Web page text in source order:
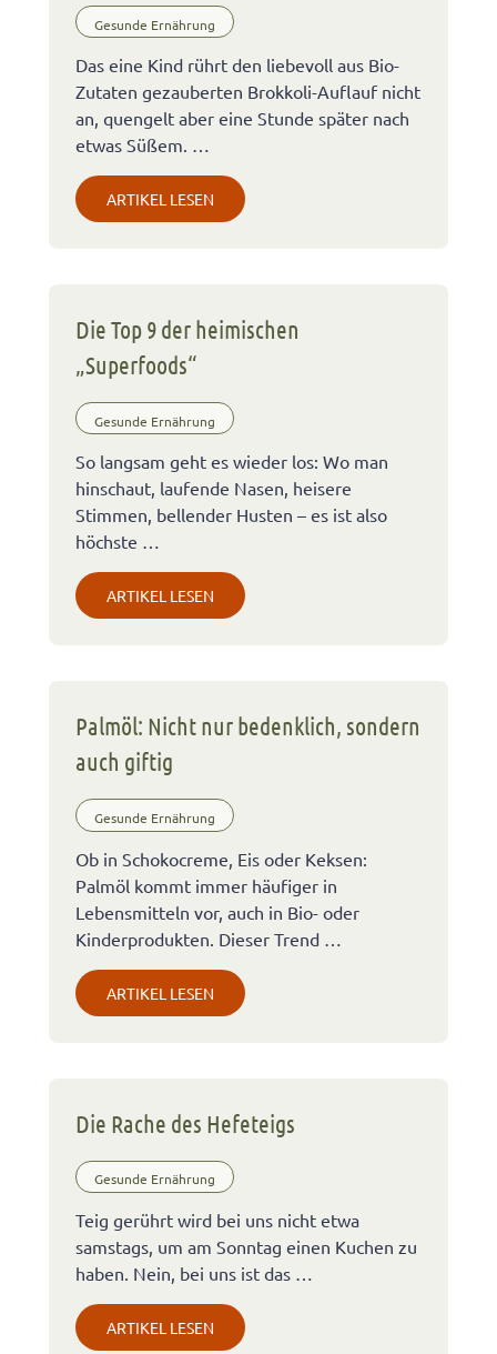
Gesunde Ernährung
Das eine Kind rührt den liebevoll aus Bio-
Zutaten gezauberten Brokkoli-Auflauf nicht
an, quengelt aber eine Stunde später nach
etwas Süßem. …
ARTIKEL LESEN
Die Top 9 der heimischen
„Superfoods“
Gesunde Ernährung
So langsam geht es wieder los: Wo man
hinschaut, laufende Nasen, heisere
Stimmen, bellender Husten – es ist also
höchste …
ARTIKEL LESEN
Palmöl: Nicht nur bedenklich, sondern
auch giftig
Gesunde Ernährung
Ob in Schokocreme, Eis oder Keksen:
Palmöl kommt immer häufiger in
Lebensmitteln vor, auch in Bio- oder
Kinderprodukten. Dieser Trend …
ARTIKEL LESEN
Die Rache des Hefeteigs
Gesunde Ernährung
Teig gerührt wird bei uns nicht etwa
samstags, um am Sonntag einen Kuchen zu
haben. Nein, bei uns ist das …
ARTIKEL LESEN